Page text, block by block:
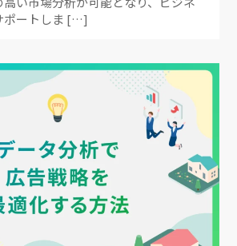
ポートしま […]